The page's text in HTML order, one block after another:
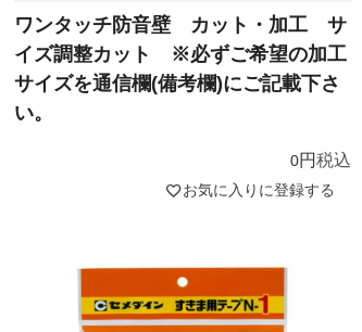
ワンタッチ防音壁 カット・加工 サ
イズ調整カット ※必ずご希望の加工
サイズを通信欄(備考欄)にご記載下さ
い。
0 税込
お気に入りに登録する